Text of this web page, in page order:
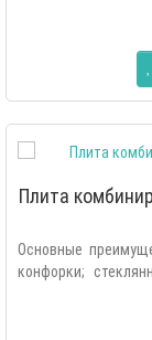
Плита
Основные
конфорки;